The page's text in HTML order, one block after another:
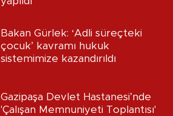
Bakan Gürlek: ‘Adli süreçteki
çocuk’ kavramı hukuk
sistemimize kazandırıldı
Gazipaşa Devlet Hastanesi’nde
'Çalışan Memnuniyeti Toplantısı'